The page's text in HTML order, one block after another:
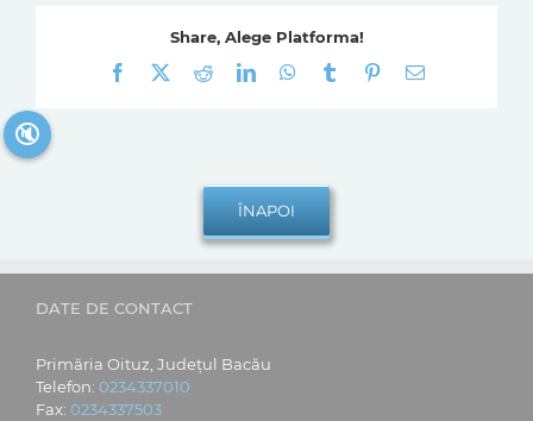
Share, Alege Platforma!
Facebook
RedditLinkedInWhatsApp
Tumblr Pinterest
E-
DATE DE CONTACT
Primăria Oituz, Județul Bacău
Telefon: 0234337010
Fax: 0234337503
🔇